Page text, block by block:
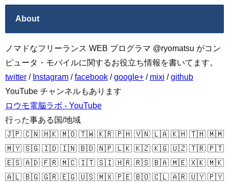
About
ノマドなフリーランス WEB プログラマ @ryomatsu がコン
ピュータ・モバイルに関するお役立ち情報を書いてます。
twitter / Instagram /facebook /google+ / mixi /github
YouTube チャンネルもあります
ロウモ電脳ラボ - YouTube
行った事ある国/地域
🇯🇵 🇨🇳 🇭🇰 🇲🇴 🇹🇼 🇰🇷 🇵🇭 🇻🇳 🇱🇦 🇰🇭 🇹🇭 🇲🇲
🇲🇾 🇸🇬 🇮🇩 🇮🇳 🇧🇩 🇳🇵 🇱🇰 🇰🇿 🇰🇬 🇺🇿 🇹🇷 🇵🇹
🇪🇸 🇦🇩 🇫🇷 🇲🇨 🇮🇹 🇸🇮 🇭🇷 🇷🇸 🇧🇦 🇲🇪 🇽🇰 🇲🇰
🇦🇱 🇧🇬 🇬🇷 🇪🇬 🇺🇸 🇲🇽 🇵🇪 🇧🇴 🇨🇱 🇦🇷 🇺🇾 🇵🇾